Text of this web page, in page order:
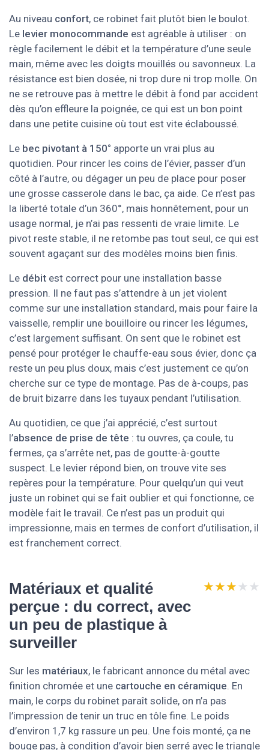
Au niveau confort, ce robinet fait plutôt bien le boulot.
Le levier monocommande est agréable à utiliser : on
règle facilement le débit et la température d’une seule
main, même avec les doigts mouillés ou savonneux. La
résistance est bien dosée, ni trop dure ni trop molle. On
ne se retrouve pas à mettre le débit à fond par accident
dès qu’on effleure la poignée, ce qui est un bon point
dans une petite cuisine où tout est vite éclaboussé.
Le bec pivotant à 150° apporte un vrai plus au
quotidien. Pour rincer les coins de l’évier, passer d’un
côté à l’autre, ou dégager un peu de place pour poser
une grosse casserole dans le bac, ça aide. Ce n’est pas
la liberté totale d’un 360°, mais honnêtement, pour un
usage normal, je n’ai pas ressenti de vraie limite. Le
pivot reste stable, il ne retombe pas tout seul, ce qui est
souvent agaçant sur des modèles moins bien finis.
Le débit est correct pour une installation basse
pression. Il ne faut pas s’attendre à un jet violent
comme sur une installation standard, mais pour faire la
vaisselle, remplir une bouilloire ou rincer les légumes,
c’est largement suffisant. On sent que le robinet est
pensé pour protéger le chauffe-eau sous évier, donc ça
reste un peu plus doux, mais c’est justement ce qu’on
cherche sur ce type de montage. Pas de à-coups, pas
de bruit bizarre dans les tuyaux pendant l’utilisation.
Au quotidien, ce que j’ai apprécié, c’est surtout
l’absence de prise de tête : tu ouvres, ça coule, tu
fermes, ça s’arrête net, pas de goutte-à-goutte
suspect. Le levier répond bien, on trouve vite ses
repères pour la température. Pour quelqu’un qui veut
juste un robinet qui se fait oublier et qui fonctionne, ce
modèle fait le travail. Ce n’est pas un produit qui
impressionne, mais en termes de confort d’utilisation, il
est franchement correct.
Matériaux et qualité
perçue : du correct, avec
un peu de plastique à
surveiller
★★★★★
★★★★★
Sur les matériaux, le fabricant annonce du métal avec
finition chromée et une cartouche en céramique. En
main, le corps du robinet paraît solide, on n’a pas
l’impression de tenir un truc en tôle fine. Le poids
d’environ 1,7 kg rassure un peu. Une fois monté, ça ne
bouge pas, à condition d’avoir bien serré avec le triangle